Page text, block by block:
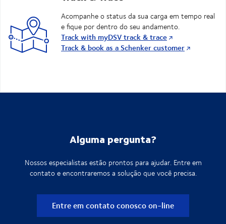
Acompanhe o status da sua carga em tempo real
e fique por dentro do seu andamento.
Track with myDSV track & trace
Track & book as a Schenker customer
Alguma pergunta?
Nossos especialistas estão prontos para ajudar. Entre em
contato e encontraremos a solução que você precisa.
Entre em contato conosco on-line